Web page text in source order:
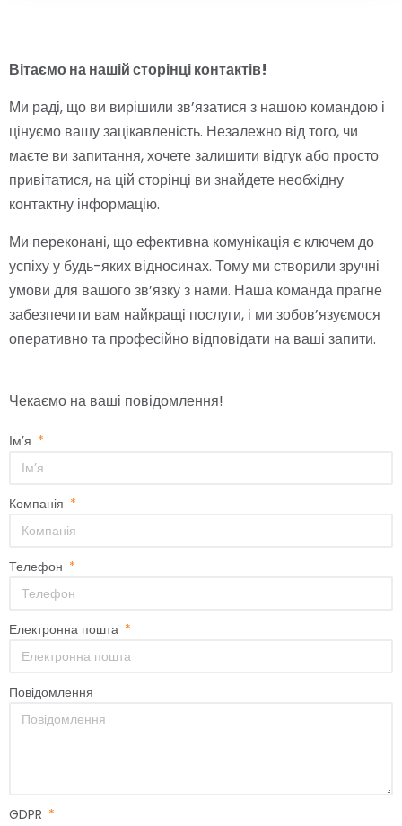
Вітаємо на нашій сторінці контактів!
Ми раді, що ви вирішили зв’язатися з нашою командою і
цінуємо вашу зацікавленість. Незалежно від того, чи
маєте ви запитання, хочете залишити відгук або просто
привітатися, на цій сторінці ви знайдете необхідну
контактну інформацію.
Ми переконані, що ефективна комунікація є ключем до
успіху у будь-яких відносинах. Тому ми створили зручні
умови для вашого зв’язку з нами. Наша команда прагне
забезпечити вам найкращі послуги, і ми зобов’язуємося
оперативно та професійно відповідати на ваші запити.
Чекаємо на ваші повідомлення!
Ім’я
Компанія
Телефон
Електронна пошта
Повідомлення
GDPR